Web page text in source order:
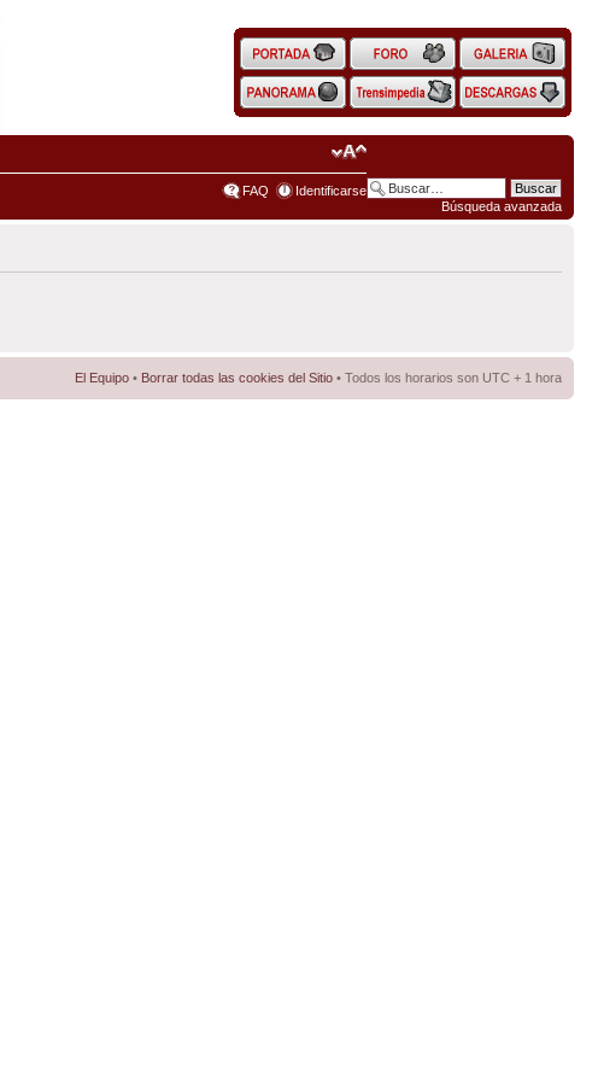
Búsqueda avanzada
FAQ Identificarse
El Equipo • Borrar todas las cookies del Sitio • Todos los horarios son UTC + 1 hora